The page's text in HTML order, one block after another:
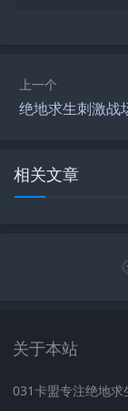
上一个
相关文章
关于本站
031卡盟专注绝地